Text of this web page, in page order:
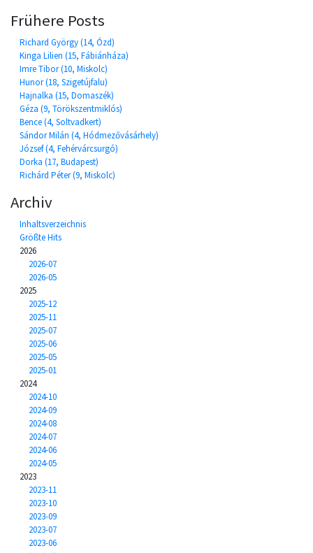
Frühere Posts
Richard György (14, Ózd)
Kinga Lilien (15, Fábiánháza)
Imre Tibor (10, Miskolc)
Hunor (18, Szigetújfalu)
Hajnalka (15, Domaszék)
Géza (9, Törökszentmiklós)
Bence (4, Soltvadkert)
Sándor Milán (4, Hódmezővásárhely)
József (4, Fehérvárcsurgó)
Dorka (17, Budapest)
Richárd Péter (9, Miskolc)
Archiv
Inhaltsverzeichnis
Größte Hits
2026
2026-07
2026-05
2025
2025-12
2025-11
2025-07
2025-06
2025-05
2025-01
2024
2024-10
2024-09
2024-08
2024-07
2024-06
2024-05
2023
2023-11
2023-10
2023-09
2023-07
2023-06